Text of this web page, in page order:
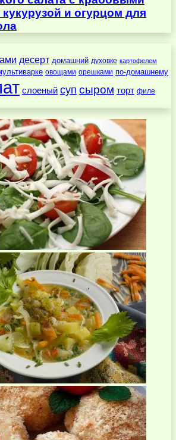
и огурцом для
десерт домашний духовке картофелем
овощами орешками по-домашнему
слоеный суп сыром торт филе